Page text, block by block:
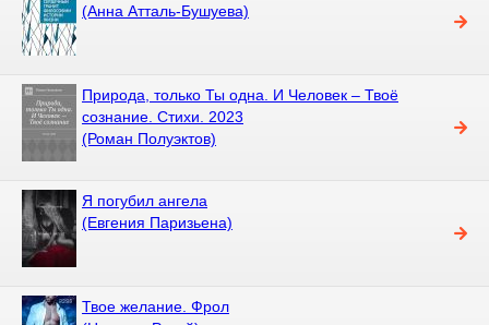
(Анна Атталь-Бушуева)
Природа, только Ты одна. И Человек – Твоё
сознание. Стихи. 2023
(Роман Полуэктов)
Я погубил ангела
(Евгения Паризьена)
Твое желание. Фрол